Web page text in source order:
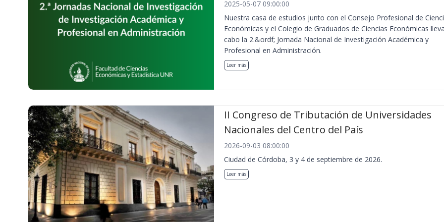
2025-05-07 09:00:00
Nuestra casa de estudios junto con el Consejo Profesional de
Económicas y el Colegio de Graduados de Ciencias Económicas
cabo la 2.&ordf; Jornada Nacional de Investigación Académica y
Profesional en Administración.
Leer más
II Congreso de Tributación de Universidades
Nacionales del Centro del País
2026-09-03 08:00:00
Ciudad de Córdoba, 3 y 4 de septiembre de 2026.
Leer más